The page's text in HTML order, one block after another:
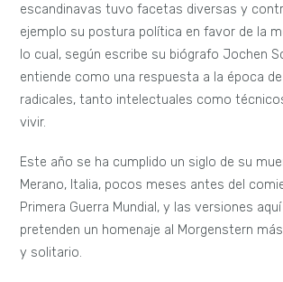
escandinavas tuvo facetas diversas y
ejemplo su postura política en favor de la
lo cual, según escribe su biógrafo Jochen
entiende como una respuesta a la época
radicales, tanto intelectuales como
vivir.
Este año se ha cumplido un siglo de su
Merano, Italia, pocos meses antes del
Primera Guerra Mundial, y las versiones
pretenden un homenaje al Morgenstern
y solitario.